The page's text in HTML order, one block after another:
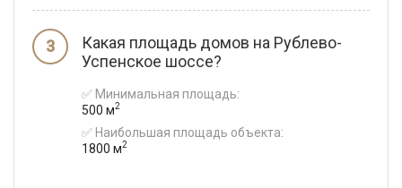
Какая площадь домов на Рублево-
Успенское шоссе?
✅ Минимальная площадь:
500 м2
✅ Наибольшая площадь объекта:
1800 м2